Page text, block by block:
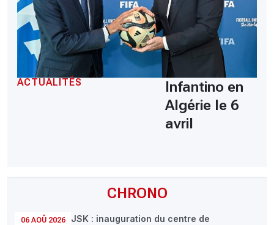
CHRONO
06 AOÛ 2026
JSK : inauguration du centre de
ACTUALITÉS
Infantino en
Algérie le 6
avril